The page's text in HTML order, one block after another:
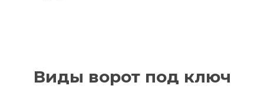
Виды ворот под ключ